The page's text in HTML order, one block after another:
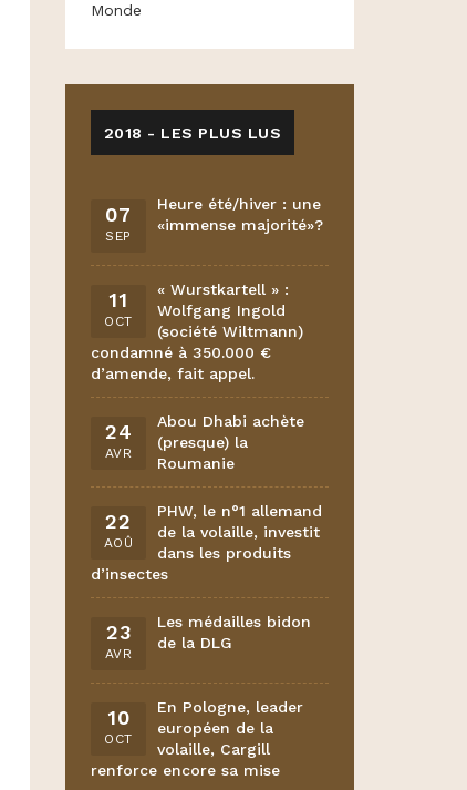
Monde
2018 - LES PLUS LUS
07
SEP
Heure été/hiver : une
«immense majorité»?
11
OCT
« Wurstkartell » :
Wolfgang Ingold
(société Wiltmann)
condamné à 350.000 €
d’amende, fait appel.
24
AVR
Abou Dhabi achète
(presque) la
Roumanie
22
AOÛ
PHW, le n°1 allemand
de la volaille, investit
dans les produits
d’insectes
23
AVR
Les médailles bidon
de la DLG
10
OCT
En Pologne, leader
européen de la
volaille, Cargill
renforce encore sa mise